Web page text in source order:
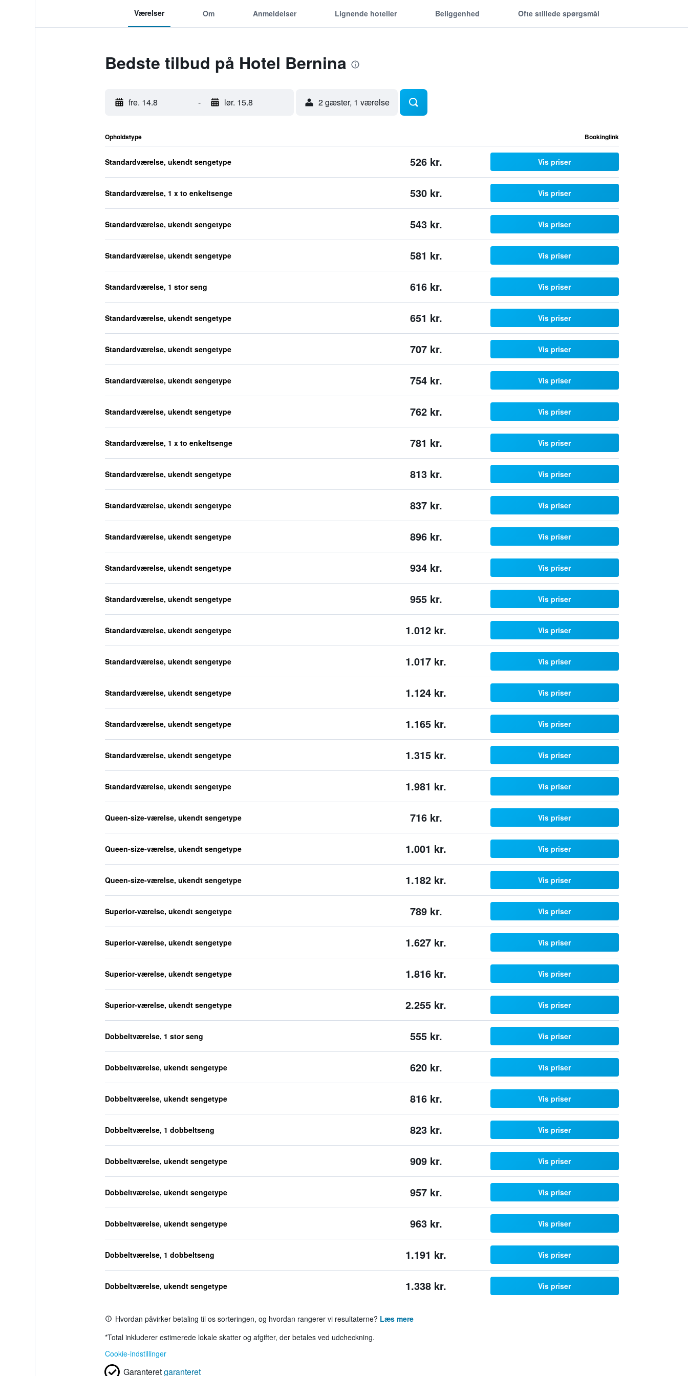
Værelser Om Anmeldelser Lignende hoteller Beliggenhed Ofte stillede spørgsmål
Bedste tilbud på Hotel Bernina
fre. 14.8 - lør. 15.8 2 gæster, 1 værelse
Opholdstype Bookinglink
Standardværelse, ukendt sengetype 526 kr. Vis priser
Standardværelse, 1 x to enkeltsenge 530 kr. Vis priser
Standardværelse, ukendt sengetype 543 kr. Vis priser
Standardværelse, ukendt sengetype 581 kr. Vis priser
Standardværelse, 1 stor seng 616 kr. Vis priser
Standardværelse, ukendt sengetype 651 kr. Vis priser
Standardværelse, ukendt sengetype 707 kr. Vis priser
Standardværelse, ukendt sengetype 754 kr. Vis priser
Standardværelse, ukendt sengetype 762 kr. Vis priser
Standardværelse, 1 x to enkeltsenge 781 kr. Vis priser
Standardværelse, ukendt sengetype 813 kr. Vis priser
Standardværelse, ukendt sengetype 837 kr. Vis priser
Standardværelse, ukendt sengetype 896 kr. Vis priser
Standardværelse, ukendt sengetype 934 kr. Vis priser
Standardværelse, ukendt sengetype 955 kr. Vis priser
Standardværelse, ukendt sengetype 1.012 kr. Vis priser
Standardværelse, ukendt sengetype 1.017 kr. Vis priser
Standardværelse, ukendt sengetype 1.124 kr. Vis priser
Standardværelse, ukendt sengetype 1.165 kr. Vis priser
Standardværelse, ukendt sengetype 1.315 kr. Vis priser
Standardværelse, ukendt sengetype 1.981 kr. Vis priser
Queen-size-værelse, ukendt sengetype 716 kr. Vis priser
Queen-size-værelse, ukendt sengetype 1.001 kr. Vis priser
Queen-size-værelse, ukendt sengetype 1.182 kr. Vis priser
Superior-værelse, ukendt sengetype 789 kr. Vis priser
Superior-værelse, ukendt sengetype 1.627 kr. Vis priser
Superior-værelse, ukendt sengetype 1.816 kr. Vis priser
Superior-værelse, ukendt sengetype 2.255 kr. Vis priser
Dobbeltværelse, 1 stor seng 555 kr. Vis priser
Dobbeltværelse, ukendt sengetype 620 kr. Vis priser
Dobbeltværelse, ukendt sengetype 816 kr. Vis priser
Dobbeltværelse, 1 dobbeltseng 823 kr. Vis priser
Dobbeltværelse, ukendt sengetype 909 kr. Vis priser
Dobbeltværelse, ukendt sengetype 957 kr. Vis priser
Dobbeltværelse, ukendt sengetype 963 kr. Vis priser
Dobbeltværelse, 1 dobbeltseng 1.191 kr. Vis priser
Dobbeltværelse, ukendt sengetype 1.338 kr. Vis priser
Hvordan påvirker betaling til os sorteringen, og hvordan rangerer vi resultaterne? Læs mere
*Total inkluderer estimerede lokale skatter og afgifter, der betales ved udcheckning.
Cookie-indstillinger
Garanteretgaranteret